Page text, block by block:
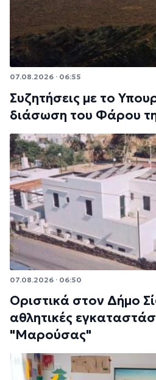
07.08.2026 · 06:55
Συζητήσεις με το
διάσωση του Φάρου
07.08.2026 · 06:50
Οριστικά στον Δήμο
αθλητικές
"Μαρούσας"